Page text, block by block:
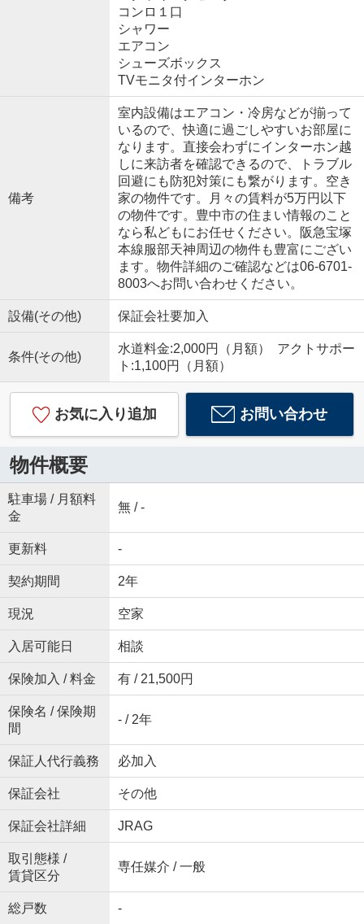
コンロ１口
シャワー
エアコン
シューズボックス
TVモニタ付インターホン
備考
室内設備はエアコン・冷房などが揃って
いるので、快適に過ごしやすいお部屋に
なります。直接会わずにインターホン越
しに来訪者を確認できるので、トラブル
回避にも防犯対策にも繋がります。空き
家の物件です。月々の賃料が5万円以下
の物件です。豊中市の住まい情報のこと
なら私どもにお任せください。阪急宝塚
本線服部天神周辺の物件も豊富にござい
ます。物件詳細のご確認などは06-6701-
8003へお問い合わせください。
設備(その他) 保証会社要加入
条件(その他)
水道料金:2,000円（月額） アクトサポー
ト:1,100円（月額）
お気に入り追加 お問い合わせ
物件概要
駐車場 / 月額料
金
無 / -
更新料 -
契約期間 2年
現況 空家
入居可能日 相談
保険加入 / 料金 有 / 21,500円
保険名 / 保険期
間
- / 2年
保証人代行義務 必加入
保証会社 その他
保証会社詳細 JRAG
取引態様 /
賃貸区分
専任媒介 / 一般
総戸数 -